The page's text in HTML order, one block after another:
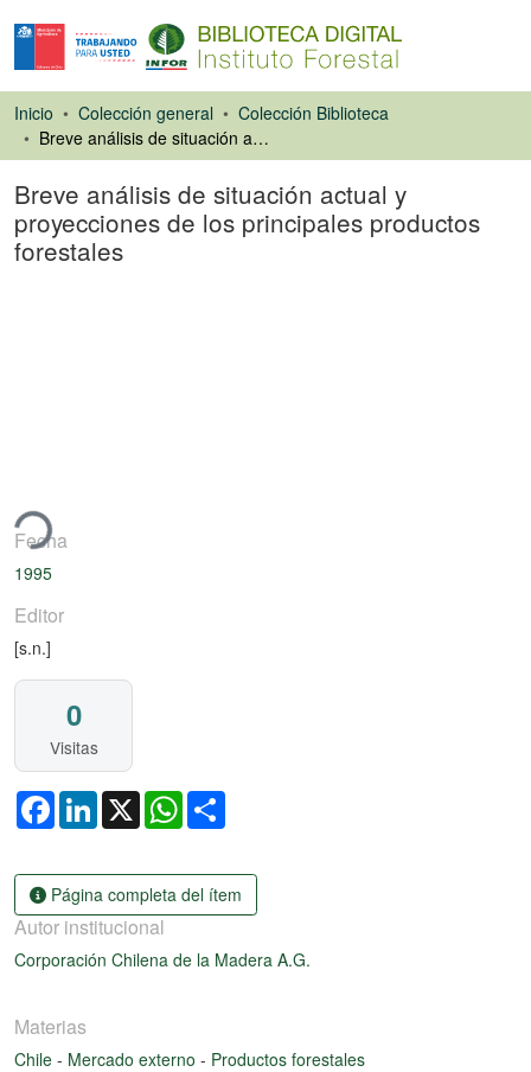
Inicio Colección general
Colección Biblioteca
Breve análisis de situación actual y proyecciones de los principales productos forestales
Breve análisis de situación actual y
proyecciones de los principales productos
forestales
Fecha
1995
Editor
[s.n.]
0
Visitas
FacebookLinkedIn
X WhatsApp
Página completa del ítem
Autor institucional
Corporación Chilena de la Madera A.G.
Materias
Chile - Mercado externo - Productos forestales